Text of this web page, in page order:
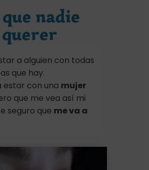
nadie
querer
a alguien con todas
que hay.
estar con una mujer
que me vea así mi
seguro que me va a